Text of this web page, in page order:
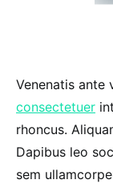
Venenatis ante
consectetuer
rhoncus.
Dapibus leo
sem